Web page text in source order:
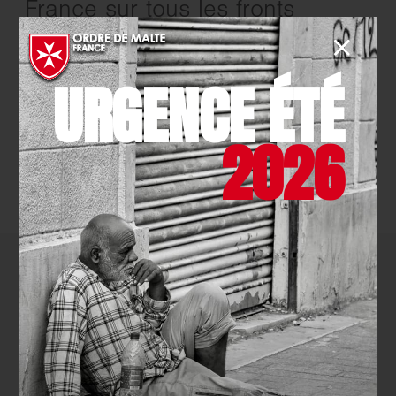
France sur tous les fronts
EN SAVOIR PLUS
TOUTES LES ACTUALITÉS
Comment agiravec nous ?
NOUS
URGENCE ÉTÉ
2026